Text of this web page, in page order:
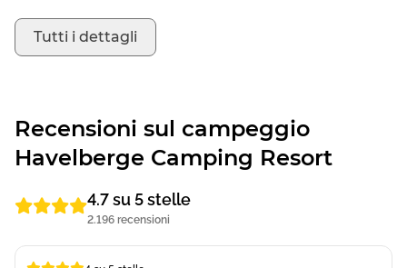
Tutti i dettagli
Recensioni sul campeggio
Havelberge Camping Resort
4.7 su 5 stelle
2.196 recensioni